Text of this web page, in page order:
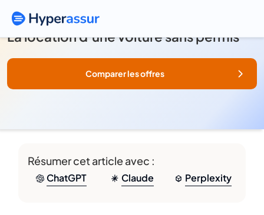
La location d’une voiture sans permis
Comparer les offres
Résumer cet article avec :
ChatGPT Claude Perplexity